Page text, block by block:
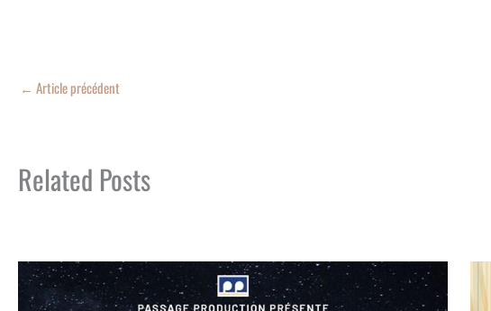
← Article précédent
Related Posts